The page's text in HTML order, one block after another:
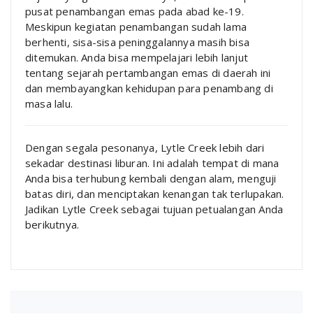
pusat penambangan emas pada abad ke-19.
Meskipun kegiatan penambangan sudah lama
berhenti, sisa-sisa peninggalannya masih bisa
ditemukan. Anda bisa mempelajari lebih lanjut
tentang sejarah pertambangan emas di daerah ini
dan membayangkan kehidupan para penambang di
masa lalu.
Dengan segala pesonanya, Lytle Creek lebih dari
sekadar destinasi liburan. Ini adalah tempat di mana
Anda bisa terhubung kembali dengan alam, menguji
batas diri, dan menciptakan kenangan tak terlupakan.
Jadikan Lytle Creek sebagai tujuan petualangan Anda
berikutnya.